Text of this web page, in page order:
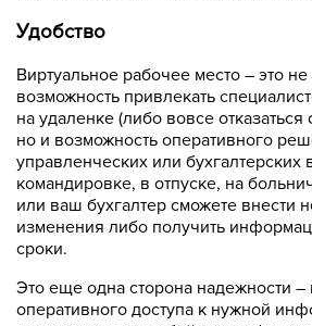
Удобство
Виртуальное рабочее место – это не
возможность привлекать
на удаленке (либо вовсе
но и возможность оперативного
управленческих или бухгалтерских
командировке, в отпуске, на
или ваш бухгалтер сможете внести
изменения либо получить
сроки.
Это еще одна сторона надежности –
оперативного доступа к нужной